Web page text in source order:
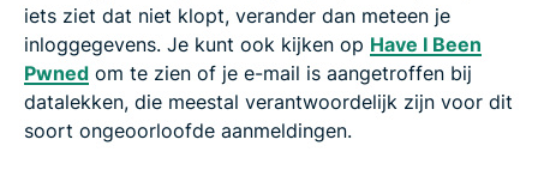
iets ziet dat niet klopt, verander dan meteen je
inloggegevens. Je kunt ook kijken op Have I Been
Pwned om te zien of je e-mail is aangetroffen bij
datalekken, die meestal verantwoordelijk zijn voor dit
soort ongeoorloofde aanmeldingen.